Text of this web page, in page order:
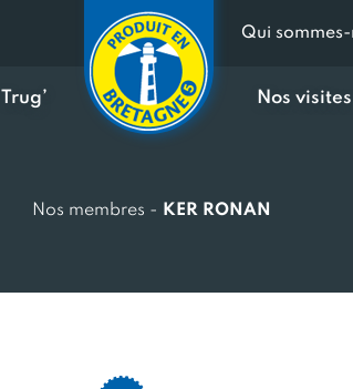
Qui sommes-
Trug’ Nos visites
Nos membres - KER RONAN